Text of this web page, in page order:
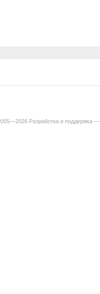
Разработка и поддержка —